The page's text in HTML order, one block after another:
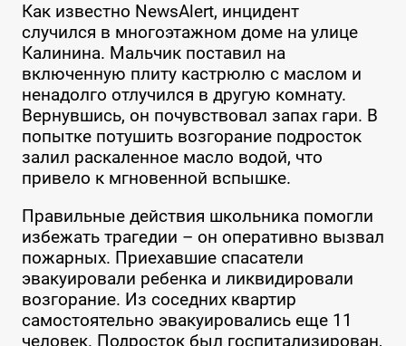
Как известно NewsAlert, инцидент
случился в многоэтажном доме на улице
Калинина. Мальчик поставил на
включенную плиту кастрюлю с маслом и
ненадолго отлучился в другую комнату.
Вернувшись, он почувствовал запах гари. В
попытке потушить возгорание подросток
залил раскаленное масло водой, что
привело к мгновенной вспышке.
Правильные действия школьника помогли
избежать трагедии – он оперативно вызвал
пожарных. Приехавшие спасатели
эвакуировали ребенка и ликвидировали
возгорание. Из соседних квартир
самостоятельно эвакуировались еще 11
человек. Подросток был госпитализирован,